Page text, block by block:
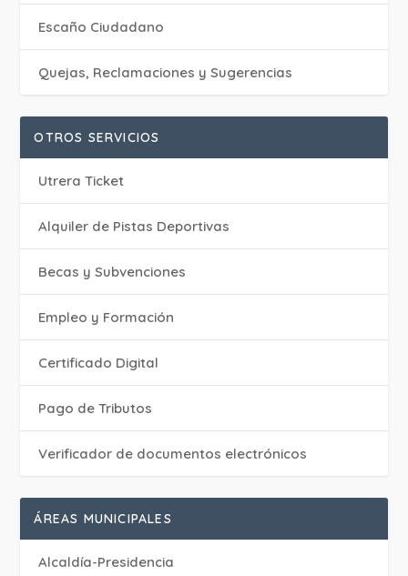
Escaño Ciudadano
Quejas, Reclamaciones y Sugerencias
OTROS SERVICIOS
Utrera Ticket
Alquiler de Pistas Deportivas
Becas y Subvenciones
Empleo y Formación
Certificado Digital
Pago de Tributos
Verificador de documentos electrónicos
ÁREAS MUNICIPALES
Alcaldía-Presidencia